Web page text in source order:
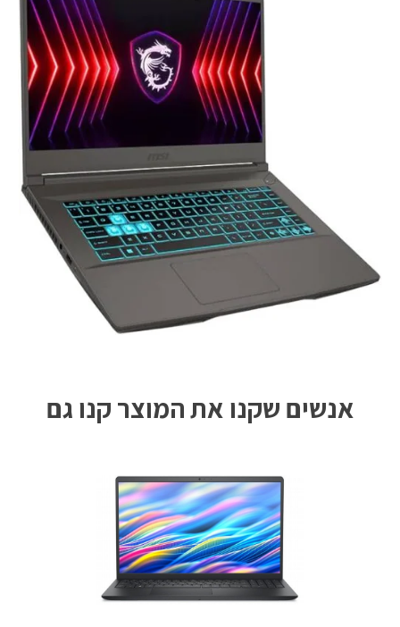
אנשים שקנו את המוצר קנו גם